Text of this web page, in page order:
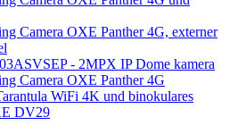
Camera OXE Panther 4G, externer
- 2MPX IP Dome kamera
Camera OXE Panther 4G
WiFi 4K und binokulares
DV29